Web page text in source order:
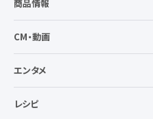
商品情報
CM・動画
エンタメ
レシピ